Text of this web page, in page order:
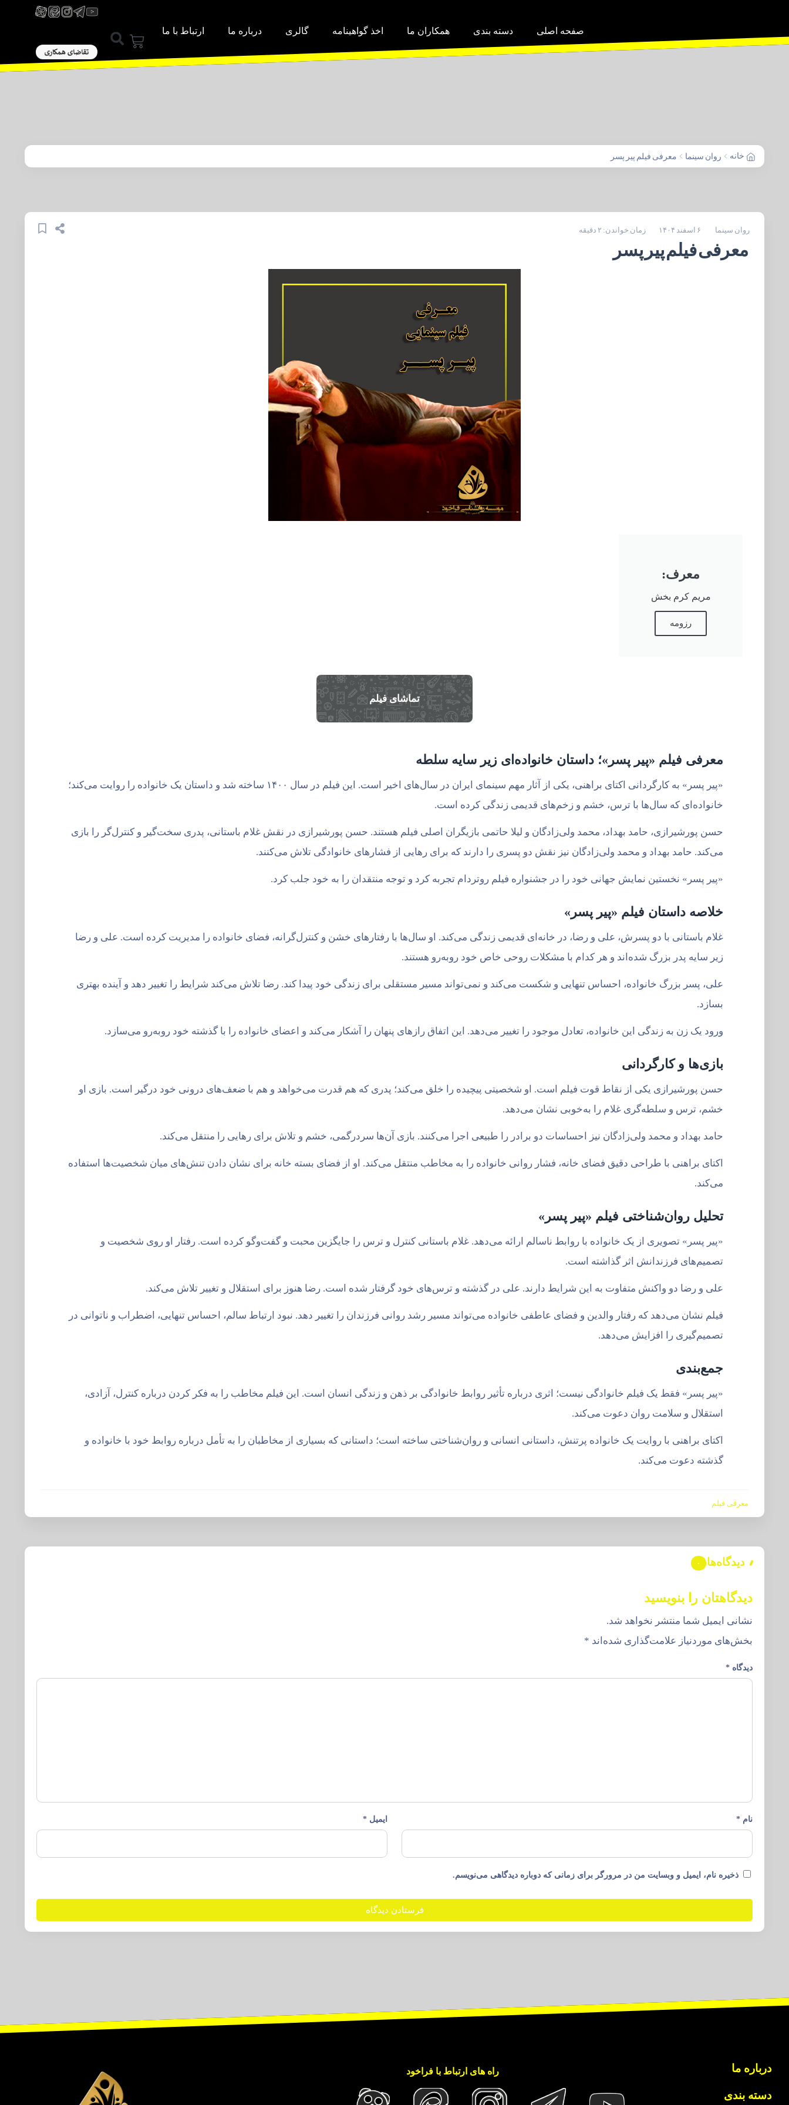
صفحه اصلی دسته بندی همکاران ما اخذ گواهینامه گالری درباره ما ارتباط با ما
خانه روان سینما معرفی فیلم پیر پسر
روان سینما ۶ اسفند ۱۴۰۴ زمان خواندن: ۲ دقیقه
معرفی فیلم پیر پسر
معرف:
مریم کرم بخش
رزومه
تماشای فیلم
معرفی فیلم «پیر پسر»؛ داستان خانواده‌ای زیر سایه سلطه
«پیر پسر» به کارگردانی اکتای براهنی، یکی از آثار مهم سینمای ایران در سال‌های اخیر است. این فیلم در سال ۱۴۰۰ ساخته شد و داستان یک خانواده را روایت می‌کند؛
خانواده‌ای که سال‌ها با ترس، خشم و زخم‌های قدیمی زندگی کرده است.
حسن پورشیرازی، حامد بهداد، محمد ولی‌زادگان و لیلا حاتمی بازیگران اصلی فیلم هستند. حسن پورشیرازی در نقش غلام باستانی، پدری سخت‌گیر و کنترل‌گر را بازی
می‌کند. حامد بهداد و محمد ولی‌زادگان نیز نقش دو پسری را دارند که برای رهایی از فشارهای خانوادگی تلاش می‌کنند.
«پیر پسر» نخستین نمایش جهانی خود را در جشنواره فیلم روتردام تجربه کرد و توجه منتقدان را به خود جلب کرد.
خلاصه داستان فیلم «پیر پسر»
غلام باستانی با دو پسرش، علی و رضا، در خانه‌ای قدیمی زندگی می‌کند. او سال‌ها با رفتارهای خشن و کنترل‌گرانه، فضای خانواده را مدیریت کرده است. علی و رضا
زیر سایه پدر بزرگ شده‌اند و هر کدام با مشکلات روحی خاص خود روبه‌رو هستند.
علی، پسر بزرگ خانواده، احساس تنهایی و شکست می‌کند و نمی‌تواند مسیر مستقلی برای زندگی خود پیدا کند. رضا تلاش می‌کند شرایط را تغییر دهد و آینده بهتری
بسازد.
ورود یک زن به زندگی این خانواده، تعادل موجود را تغییر می‌دهد. این اتفاق رازهای پنهان را آشکار می‌کند و اعضای خانواده را با گذشته خود روبه‌رو می‌سازد.
بازی‌ها و کارگردانی
حسن پورشیرازی یکی از نقاط قوت فیلم است. او شخصیتی پیچیده را خلق می‌کند؛ پدری که هم قدرت می‌خواهد و هم با ضعف‌های درونی خود درگیر است. بازی او
خشم، ترس و سلطه‌گری غلام را به‌خوبی نشان می‌دهد.
حامد بهداد و محمد ولی‌زادگان نیز احساسات دو برادر را طبیعی اجرا می‌کنند. بازی آن‌ها سردرگمی، خشم و تلاش برای رهایی را منتقل می‌کند.
اکتای براهنی با طراحی دقیق فضای خانه، فشار روانی خانواده را به مخاطب منتقل می‌کند. او از فضای بسته خانه برای نشان دادن تنش‌های میان شخصیت‌ها استفاده
می‌کند.
تحلیل روان‌شناختی فیلم «پیر پسر»
«پیر پسر» تصویری از یک خانواده با روابط ناسالم ارائه می‌دهد. غلام باستانی کنترل و ترس را جایگزین محبت و گفت‌وگو کرده است. رفتار او روی شخصیت و
تصمیم‌های فرزندانش اثر گذاشته است.
علی و رضا دو واکنش متفاوت به این شرایط دارند. علی در گذشته و ترس‌های خود گرفتار شده است. رضا هنوز برای استقلال و تغییر تلاش می‌کند.
فیلم نشان می‌دهد که رفتار والدین و فضای عاطفی خانواده می‌تواند مسیر رشد روانی فرزندان را تغییر دهد. نبود ارتباط سالم، احساس تنهایی، اضطراب و ناتوانی در
تصمیم‌گیری را افزایش می‌دهد.
جمع‌بندی
«پیر پسر» فقط یک فیلم خانوادگی نیست؛ اثری درباره تأثیر روابط خانوادگی بر ذهن و زندگی انسان است. این فیلم مخاطب را به فکر کردن درباره کنترل، آزادی،
استقلال و سلامت روان دعوت می‌کند.
اکتای براهنی با روایت یک خانواده پرتنش، داستانی انسانی و روان‌شناختی ساخته است؛ داستانی که بسیاری از مخاطبان را به تأمل درباره روابط خود با خانواده و
گذشته دعوت می‌کند.
معرفی فیلم
دیدگاه‌ها ۰
دیدگاهتان را بنویسید
نشانی ایمیل شما منتشر نخواهد شد.
بخش‌های موردنیاز علامت‌گذاری شده‌اند *
دیدگاه *
نام * ایمیل*
ذخیره نام، ایمیل و وبسایت من در مرورگر برای زمانی که دوباره دیدگاهی می‌نویسم.
درباره ما
دسته بندی
راه های ارتباط با فراخود